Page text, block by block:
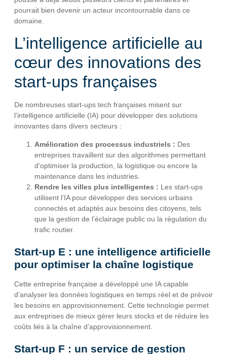
pourrait bien devenir un acteur incontournable dans ce
domaine.
L’intelligence artificielle au
cœur des innovations des
start-ups françaises
De nombreuses start-ups tech françaises misent sur
l’intelligence artificielle (IA) pour développer des solutions
innovantes dans divers secteurs :
Amélioration des processus industriels : Des
entreprises travaillent sur des algorithmes permettant
d’optimiser la production, la logistique ou encore la
maintenance dans les industries.
Rendre les villes plus intelligentes : Les start-ups
utilisent l’IA pour développer des services urbains
connectés et adaptés aux besoins des citoyens, tels
que la gestion de l’éclairage public ou la régulation du
trafic routier.
Start-up E : une intelligence artificielle
pour optimiser la chaîne logistique
Cette entreprise française a développé une IA capable
d’analyser les données logistiques en temps réel et de prévoir
les besoins en approvisionnement. Cette technologie permet
aux entreprises de mieux gérer leurs stocks et de réduire les
coûts liés à la chaîne d’approvisionnement.
Start-up F : un service de gestion